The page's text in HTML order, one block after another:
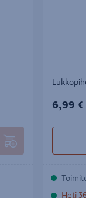
6,99 €
Heti